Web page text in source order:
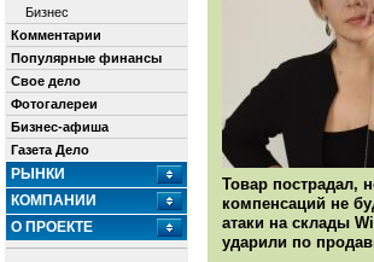
Бизнес
Комментарии
Популярные финансы
Свое дело
Фотогалереи
Бизнес-афиша
Газета Дело
РЫНКИ
КОМПАНИИ
О ПРОЕКТЕ
Товар пострадал,
компенсаций не
атаки на склады
ударили по